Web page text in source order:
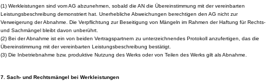
(1) Werkleistungen sind vom AG abzunehmen, sobald die AN die Übereinstimmung mit der vereinbarten
Leistungsbeschreibung demonstriert hat. Unerhebliche Abweichungen berechtigen den AG nicht zur
Verweigerung der Abnahme. Die Verpflichtung zur Beseitigung von Mängeln im Rahmen der Haftung für Rechts-
und Sachmängel bleibt davon unberührt.
(2) Bei der Abnahme ist ein von beiden Vertragspartnern zu unterzeichnendes Protokoll anzufertigen, das die
Übereinstimmung mit der vereinbarten Leistungsbeschreibung bestätigt.
(3) Die Inbetriebnahme bzw. produktive Nutzung des Werks oder von Teilen des Werks gilt als Abnahme.
7. Sach- und Rechtsmängel bei Werkleistungen